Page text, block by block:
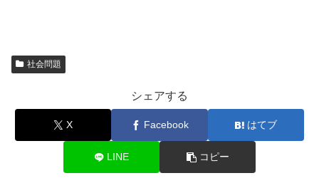
社会問題
シェアする
X Facebook はてブ
LINE コピー